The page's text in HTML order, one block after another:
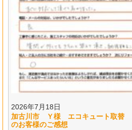
2026年7月18日
加古川市 Ｙ様 エコキュート取替
のお客様のご感想